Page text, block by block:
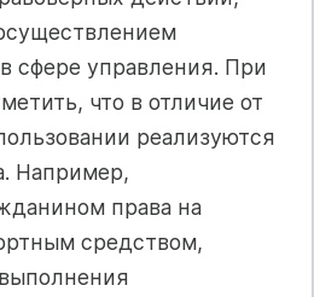
сфере управления. При
что в отличие от
реализуются
Например,
права на
средством,